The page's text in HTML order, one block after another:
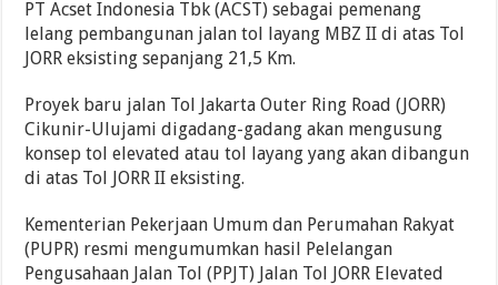
PT Acset Indonesia Tbk (ACST) sebagai pemenang
lelang pembangunan jalan tol layang MBZ II di atas Tol
JORR eksisting sepanjang 21,5 Km.
Proyek baru jalan Tol Jakarta Outer Ring Road (JORR)
Cikunir-Ulujami digadang-gadang akan mengusung
konsep tol elevated atau tol layang yang akan dibangun
di atas Tol JORR II eksisting.
Kementerian Pekerjaan Umum dan Perumahan Rakyat
(PUPR) resmi mengumumkan hasil Pelelangan
Pengusahaan Jalan Tol (PPJT) Jalan Tol JORR Elevated